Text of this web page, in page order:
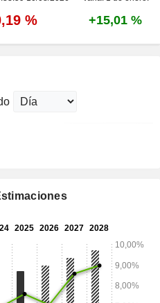
% +15,01 %